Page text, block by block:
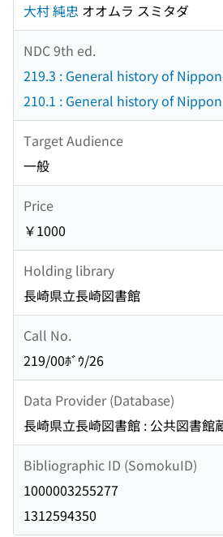
大村 純忠 オオムラ スミタダ
NDC 9th ed.
219.3 : General history of
210.1 : General history of Nippon
Target Audience
一般
Price
￥1000
Holding library
長崎県立長崎図書館
Call No.
219/00ﾎﾞｳ/26
Data Provider (Database)
長崎県立長崎図書館 : 公共図書館
Bibliographic ID (SomokuID)
1000003255277
1312594350